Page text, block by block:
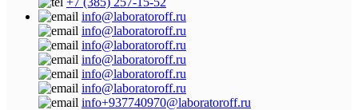
info@laboratoroff.ru
info@laboratoroff.ru
info@laboratoroff.ru
info@laboratoroff.ru
info@laboratoroff.ru
info@laboratoroff.ru
info+937740970@laboratoroff.ru